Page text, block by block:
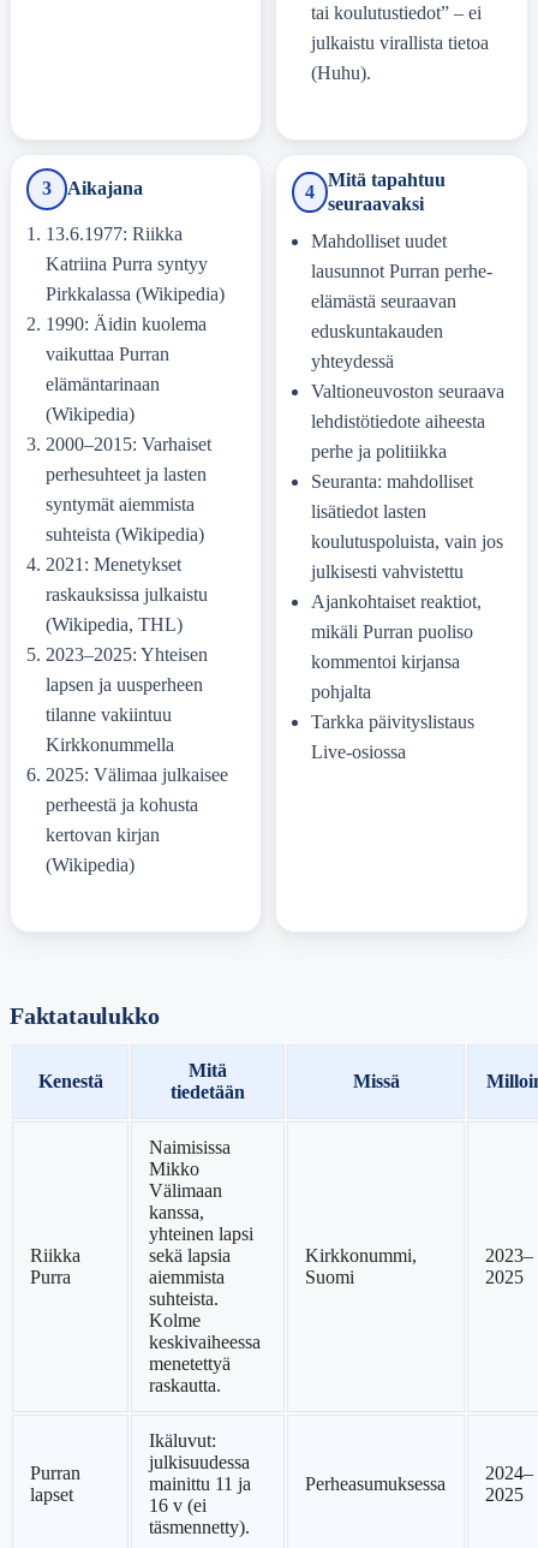
tai koulutustiedot” – ei
julkaistu virallista tietoa
(Huhu).
3 Aikajana
13.6.1977: Riikka
Katriina Purra syntyy
Pirkkalassa (Wikipedia)
1990: Äidin kuolema
vaikuttaa Purran
elämäntarinaan
(Wikipedia)
2000–2015: Varhaiset
perhesuhteet ja lasten
syntymät aiemmista
suhteista (Wikipedia)
2021: Menetykset
raskauksissa julkaistu
(Wikipedia, THL)
2023–2025: Yhteisen
lapsen ja uusperheen
tilanne vakiintuu
Kirkkonummella
2025: Välimaa julkaisee
perheestä ja kohusta
kertovan kirjan
(Wikipedia)
4
Mitä tapahtuu
seuraavaksi
Mahdolliset uudet
lausunnot Purran perhe-
elämästä seuraavan
eduskuntakauden
yhteydessä
Valtioneuvoston seuraava
lehdistötiedote aiheesta
perhe ja politiikka
Seuranta: mahdolliset
lisätiedot lasten
koulutuspoluista, vain jos
julkisesti vahvistettu
Ajankohtaiset reaktiot,
mikäli Purran puoliso
kommentoi kirjansa
pohjalta
Tarkka päivityslistaus
Live-osiossa
Faktataulukko
Kenestä
Mitä
tiedetään
Missä
Riikka
Purra
Naimisissa
Mikko
Välimaan
kanssa,
yhteinen lapsi
sekä lapsia
aiemmista
suhteista.
Kolme
keskivaiheessa
menetettyä
raskautta.
Kirkkonummi,
Suomi
2023–
2025
Purran
lapset
Ikäluvut:
julkisuudessa
mainittu 11 ja
16 v (ei
täsmennetty).
Perheasumuksessa
2024–
2025